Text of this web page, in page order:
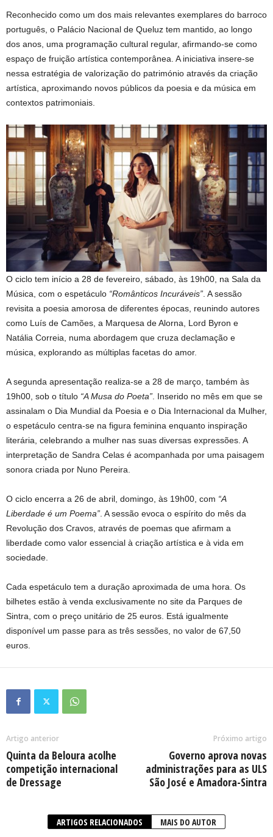
Reconhecido como um dos mais relevantes exemplares do barroco
português, o Palácio Nacional de Queluz tem mantido, ao longo
dos anos, uma programação cultural regular, afirmando-se como
espaço de fruição artística contemporânea. A iniciativa insere-se
nessa estratégia de valorização do património através da criação
artística, aproximando novos públicos da poesia e da música em
contextos patrimoniais.
O ciclo tem início a 28 de fevereiro, sábado, às 19h00, na Sala da
Música, com o espetáculo “Românticos Incuráveis” . A sessão
revisita a poesia amorosa de diferentes épocas, reunindo autores
como Luís de Camões, a Marquesa de Alorna, Lord Byron e
Natália Correia, numa abordagem que cruza declamação e
música, explorando as múltiplas facetas do amor.
A segunda apresentação realiza-se a 28 de março, também às
19h00, sob o título “A Musa do Poeta” . Inserido no mês em que se
assinalam o Dia Mundial da Poesia e o Dia Internacional da Mulher,
o espetáculo centra-se na figura feminina enquanto inspiração
literária, celebrando a mulher nas suas diversas expressões. A
interpretação de Sandra Celas é acompanhada por uma paisagem
sonora criada por Nuno Pereira.
O ciclo encerra a 26 de abril, domingo, às 19h00, com “A
Liberdade é um Poema” . A sessão evoca o espírito do mês da
Revolução dos Cravos, através de poemas que afirmam a
liberdade como valor essencial à criação artística e à vida em
sociedade.
Cada espetáculo tem a duração aproximada de uma hora. Os
bilhetes estão à venda exclusivamente no site da Parques de
Sintra, com o preço unitário de 25 euros. Está igualmente
disponível um passe para as três sessões, no valor de 67,50
euros.
Artigo anterior
Quinta da Beloura acolhe
competição internacional
de Dressage
Próximo artigo
Governo aprova novas
administrações para as ULS
São José e Amadora-Sintra
ARTIGOS RELACIONADOS MAIS DO AUTOR